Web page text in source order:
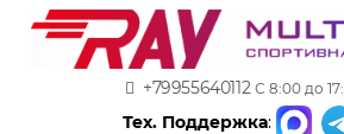
+79955640112 С 8:00 до
Тех. Поддержка: